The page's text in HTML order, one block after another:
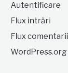
Autentificare
Flux intrări
Flux comentarii
WordPress.org